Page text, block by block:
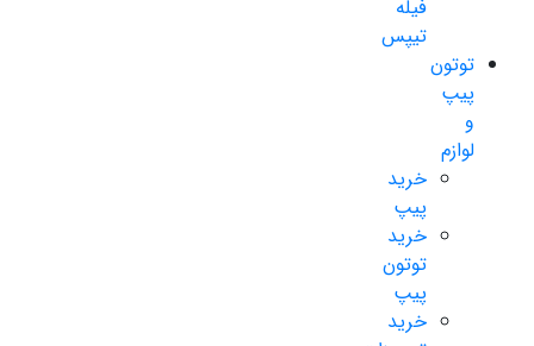
فیله
تیپس
توتون
پیپ
و
لوازم
خرید
پیپ
خرید
توتون
پیپ
خرید